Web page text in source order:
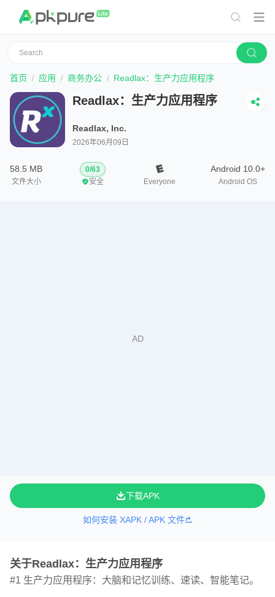
首页 应用 商务办公 Readlax：生产力应用程序
Readlax：生产力应用程序
Readlax, Inc.
2026年06月09日
58.5 MB
文件大小
0/63
安全
Everyone
Android 10.0+
Android OS
下载APK
如何安装 XAPK / APK 文件
关于Readlax：生产力应用程序
#1 生产力应用程序：大脑和记忆训练、速读、智能笔记。